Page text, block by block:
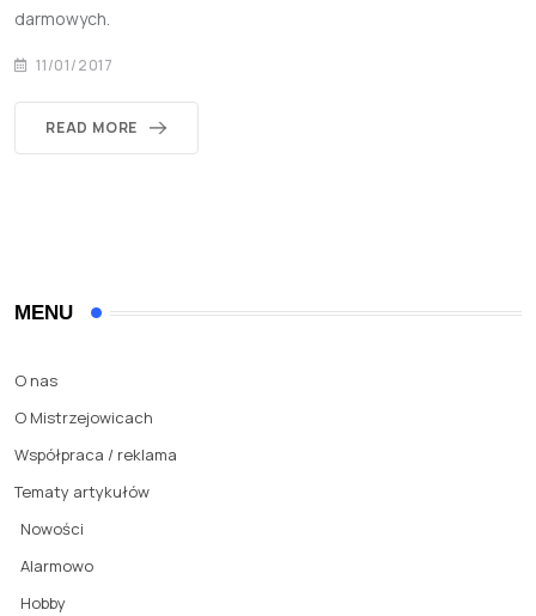
darmowych.
11/01/2017
READ MORE
MENU
O nas
O Mistrzejowicach
Współpraca / reklama
Tematy artykułów
Nowości
Alarmowo
Hobby